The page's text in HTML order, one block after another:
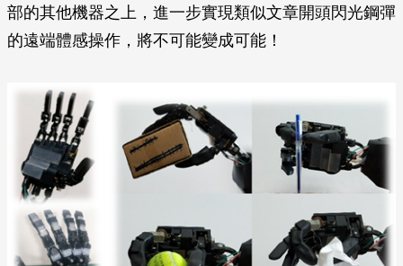
部的其他機器之上，進一步實現類似文章開頭閃光鋼彈
的遠端體感操作，將不可能變成可能！